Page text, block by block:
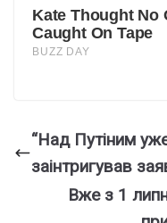
“Над Путіним
заінтригував
Вже з 1